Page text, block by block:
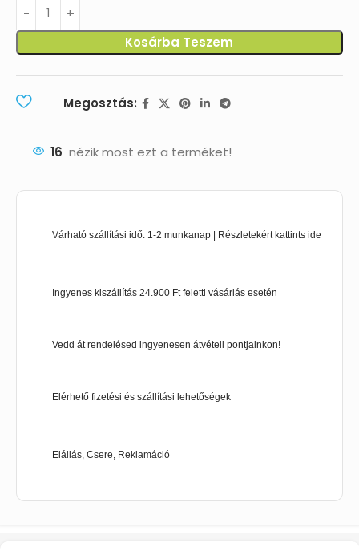
Kosárba Teszem
Megosztás:
16 nézik most ezt a terméket!
Várható szállítási idő: 1-2 munkanap | Részletekért kattints ide
Ingyenes kiszállítás 24.900 Ft feletti vásárlás esetén
Vedd át rendelésed ingyenesen átvételi pontjainkon!
Elérhető fizetési és szállítási lehetőségek
Elállás, Csere, Reklamáció